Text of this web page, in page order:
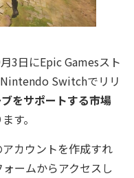
3日にEpic Gamesスト
Switchでリリ
をサポートする市場
す。
カウントを作成すれ
ームからアクセスし